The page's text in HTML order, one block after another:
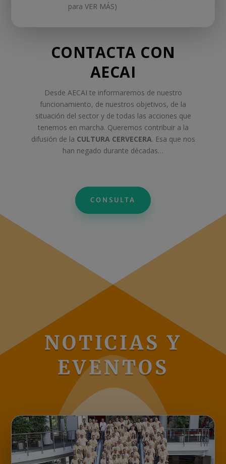
para VER MÁS)
CONTACTA CON
AECAI
Desde AECAI te informaremos de nuestro
funcionamiento, de nuestros objetivos, de la
situación del sector y de todas las acciones que
tenemos en marcha. Queremos contribuir a la
difusión de la CULTURA CERVECERA. Esa que nos
han negado durante décadas…
CONSULTA
NOTICIAS Y
EVENTOS